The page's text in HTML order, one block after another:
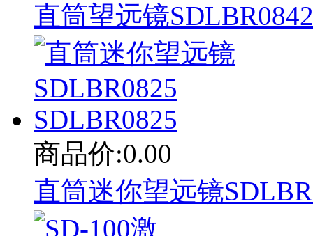
直筒望远镜
商品价:0.00
直筒迷你望远镜